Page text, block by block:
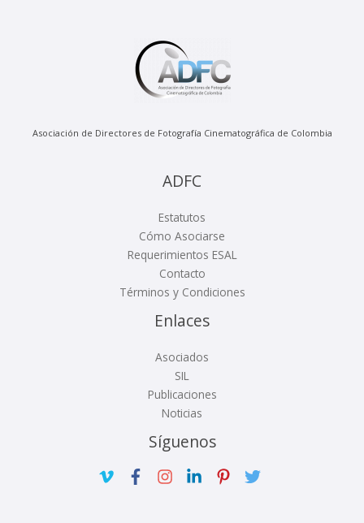
Asociación de Directores de Fotografía Cinematográfica de Colombia
ADFC
Estatutos
Cómo Asociarse
Requerimientos ESAL
Contacto
Términos y Condiciones
Enlaces
Asociados
SIL
Publicaciones
Noticias
Síguenos